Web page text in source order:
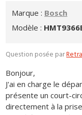
Marque : Bosch
Modèle :
Question posée par
Bonjour,
J'ai en charge le
présente un court-
directement à la